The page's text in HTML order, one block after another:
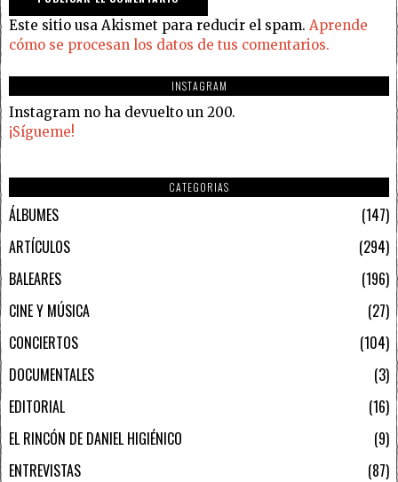
Este sitio usa Akismet para reducir el spam. Aprende
cómo se procesan los datos de tus comentarios.
INSTAGRAM
Instagram no ha devuelto un 200.
¡Sígueme!
CATEGORIAS
ÁLBUMES
147
ARTÍCULOS
294
BALEARES
196
CINE Y MÚSICA
27
CONCIERTOS
104
DOCUMENTALES
3
EDITORIAL
16
EL RINCÓN DE DANIEL HIGIÉNICO
9
ENTREVISTAS
87